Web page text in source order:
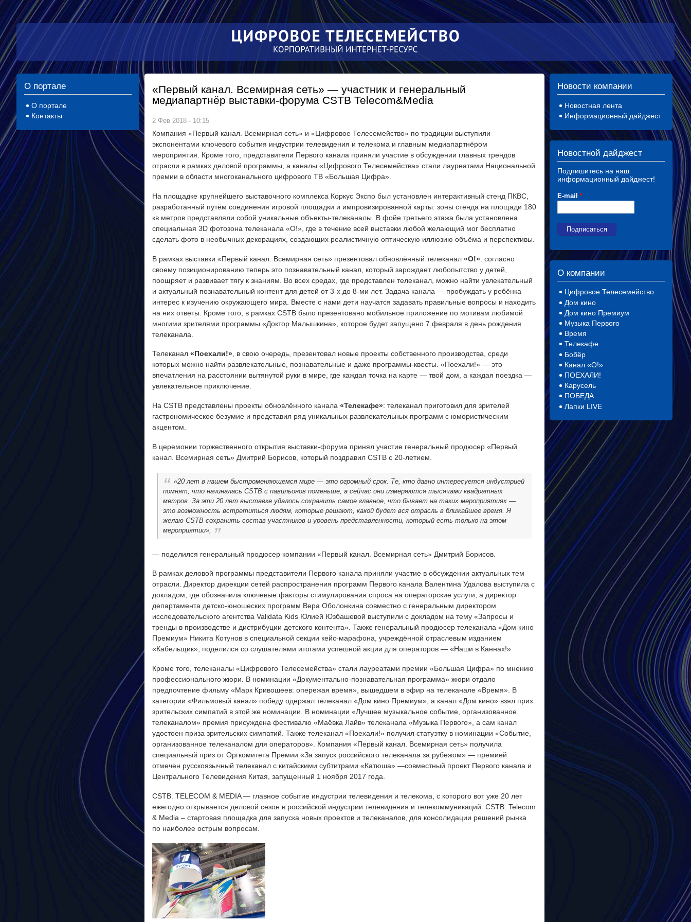
Перейти к
основному
содержанию
О портале
О портале
Контакты
«Первый канал. Всемирная сеть» — участник и генеральный
медиапартнёр выставки-форума CSTB Telecom&Media
2 Фев 2018 - 10:15
Компания «Первый канал. Всемирная сеть» и «Цифровое Телесемейство» по традиции выступили
экспонентами ключевого события индустрии телевидения и телекома и главным медиапартнёром
мероприятия. Кроме того, представители Первого канала приняли участие в обсуждении главных трендов
отрасли в рамках деловой программы, а каналы «Цифрового Телесемейства» стали лауреатами Национальной
премии в области многоканального цифрового ТВ «Большая Цифра».
На площадке крупнейшего выставочного комплекса Коркус Экспо был установлен интерактивный стенд ПКВС,
разработанный путём соединения игровой площадки и импровизированной карты: зоны стенда на площади 180
кв метров представляли собой уникальные объекты-телеканалы. В фойе третьего этажа была установлена
специальная 3D фотозона телеканала «О!», где в течение всей выставки любой желающий мог бесплатно
сделать фото в необычных декорациях, создающих реалистичную оптическую иллюзию объёма и перспективы.
В рамках выставки «Первый канал. Всемирная сеть» презентовал обновлённый телеканал«О!»: согласно
своему позиционированию теперь это познавательный канал, который зарождает любопытство у детей,
поощряет и развивает тягу к знаниям. Во всех средах, где представлен телеканал, можно найти увлекательный
и актуальный познавательный контент для детей от 3-х до 8-ми лет. Задача канала — пробуждать у ребёнка
интерес к изучению окружающего мира. Вместе с нами дети научатся задавать правильные вопросы и находить
на них ответы. Кроме того, в рамках CSTB было презентовано мобильное приложение по мотивам любимой
многими зрителями программы «Доктор Малышкина», которое будет запущено 7 февраля в день рождения
телеканала.
Телеканал«Поехали!», в свою очередь, презентовал новые проекты собственного производства, среди
которых можно найти развлекательные, познавательные и даже программы-квесты. «Поехали!» — это
впечатления на расстоянии вытянутой руки в мире, где каждая точка на карте — твой дом, а каждая поездка —
увлекательное приключение.
На CSTB представлены проекты обновлённого канала«Телекафе»: телеканал приготовил для зрителей
гастрономическое безумие и представил ряд уникальных развлекательных программ с юмористическим
акцентом.
В церемонии торжественного открытия выставки-форума принял участие генеральный продюсер «Первый
канал. Всемирная сеть» Дмитрий Борисов, который поздравил CSTB с 20-летием.
«20 лет в нашем быстроменяющемся мире — это огромный срок. Те, кто давно интересуется индустрией
помнят, что начиналась CSTB с павильонов поменьше, а сейчас они измеряются тысячами квадратных
метров. За эти 20 лет выставке удалось сохранить самое главное, что бывает на таких мероприятиях —
это возможность встретиться людям, которые решают, какой будет вся отрасль в ближайшее время. Я
желаю CSTB сохранить состав участников и уровень представленности, который есть только на этом
мероприятии»,
— поделился генеральный продюсер компании «Первый канал. Всемирная сеть» Дмитрий Борисов.
В рамках деловой программы представители Первого канала приняли участие в обсуждении актуальных тем
отрасли. Директор дирекции сетей распространения программ Первого канала Валентина Удалова выступила с
докладом, где обозначила ключевые факторы стимулирования спроса на операторские услуги, а директор
департамента детско-юношеских программ Вера Оболонкина совместно с генеральным директором
исследовательского агентства Validata Kids Юлией Юзбашевой выступили с докладом на тему «Запросы и
тренды в производстве и дистрибуции детского контента». Также генеральный продюсер телеканала «Дом кино
Премиум» Никита Котунов в специальной секции кейс-марафона, учреждённой отраслевым изданием
«Кабельщик», поделился со слушателями итогами успешной акции для операторов — «Наши в Каннах!»
Кроме того, телеканалы «Цифрового Телесемейства» стали лауреатами премии «Большая Цифра» по мнению
профессионального жюри. В номинации «Документально-познавательная программа» жюри отдало
предпочтение фильму «Марк Кривошеев: опережая время», вышедшем в эфир на телеканале «Время». В
категории «Фильмовый канал» победу одержал телеканал «Дом кино Премиум», а канал «Дом кино» взял приз
зрительских симпатий в этой же номинации. В номинации «Лучшее музыкальное событие, организованное
телеканалом» премия присуждена фестивалю «Маёвка Лайв» телеканала «Музыка Первого», а сам канал
удостоен приза зрительских симпатий. Также телеканал «Поехали!» получил статуэтку в номинации «Событие,
организованное телеканалом для операторов». Компания «Первый канал. Всемирная сеть» получила
специальный приз от Оргкомитета Премии «За запуск российского телеканала за рубежом» — премией
отмечен русскоязычный телеканал с китайскими субтитрами «Катюша» —совместный проект Первого канала и
Центрального Телевидения Китая, запущенный 1 ноября 2017 года.
CSTB. TELECOM & MEDIA — главное событие индустрии телевидения и телекома, с которого вот уже 20 лет
ежегодно открывается деловой сезон в российской индустрии телевидения и телекоммуникаций. CSTB. Telecom
& Media – стартовая площадка для запуска новых проектов и телеканалов, для консолидации решений рынка
по наиболее острым вопросам.
Новости компании
Новостная лента
Информационный дайджест
Новостной дайджест
Подпишитесь на наш
информационный дайджест!
E-mail *
О компании
Цифровое Телесемейство
Дом кино
Дом кино Премиум
Музыка Первого
Время
Телекафе
Бобёр
Канал «О!»
ПОЕХАЛИ!
Карусель
ПОБЕДА
Лапки LIVE